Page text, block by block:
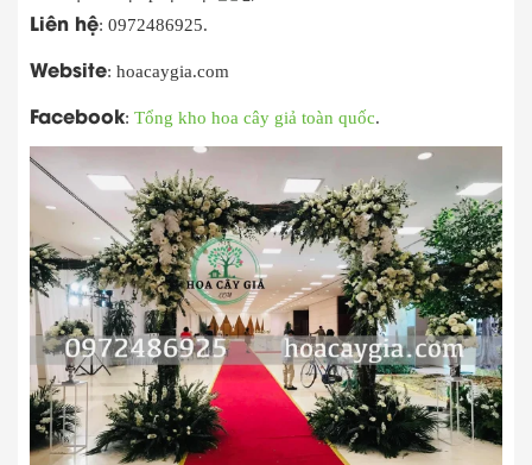
Liên hệ: 0972486925.
Website: hoacaygia.com
Facebook: Tổng kho hoa cây giả toàn quốc.